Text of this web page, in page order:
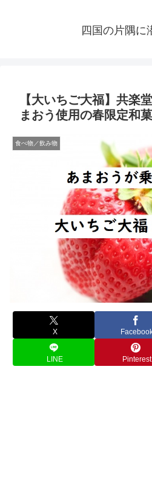
四国の片隅に
【大いちご大福】共楽
まおう使用の春限定和
食べ物／飲み物
X
LINE Pinterest